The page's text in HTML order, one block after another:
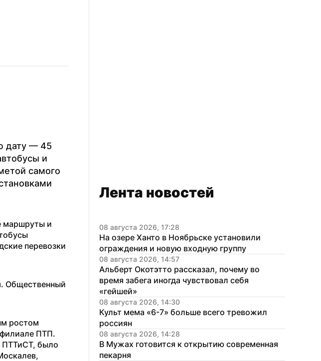
дату — 45
и
самого
маршруты и
перевозки
Общественный
ростом
филиале ПТП.
ПТТиСТ, было
Лента новостей
08 августа 2026, 17:28
На озере Ханто в Ноябрьске установили
ограждения и новую входную группу
08 августа 2026, 14:57
Альберт Окотэтто рассказал, почему во
время забега иногда чувствовал себя
«гейшей»
08 августа 2026, 14:30
Культ мема «6-7» больше всего тревожил
россиян
08 августа 2026, 14:28
В Мужах готовится к открытию современная
пекарня